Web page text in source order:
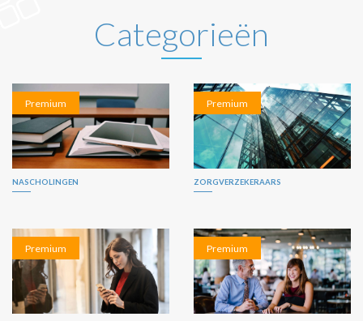
Categorieën
Premium
NASCHOLINGEN
Premium
ZORGVERZEKERAARS
Premium Premium